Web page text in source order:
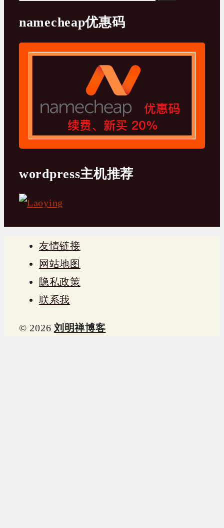
namecheap优惠码
wordpress主机推荐
友情链接
网站地图
隐私政策
联系我
© 2026 刘明禅博客